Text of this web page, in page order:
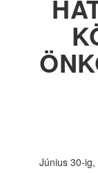
Június 30-